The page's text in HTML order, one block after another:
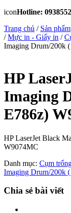
iconHotline:
Trang chủ / Sản phẩm
/Mực in - Giấy in /
Imaging Drum/200k
HP
Imaging
E786z)
HP LaserJet Black
W9074MC
Danh mục: Cụm
Imaging Drum/200k
Chia sẻ bài viết